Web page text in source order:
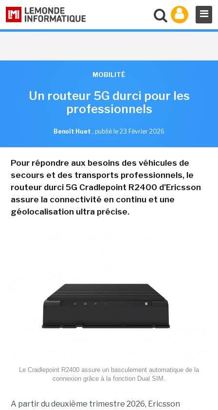
MOBILITÉ
Un routeur 5G durci pour les
professionnels
Benoît Huet , publié le 23 Février 2026
Pour répondre aux besoins des véhicules de
secours et des transports professionnels, le
routeur durci 5G Cradlepoint R2400 d'Ericsson
assure la connectivité en continu et une
géolocalisation ultra précise.
Le Cradlepoint R2400 assure un basculement automatique de la
connexion grâce à la fonction Dual SIM.
A partir du deuxième trimestre 2026, Ericsson